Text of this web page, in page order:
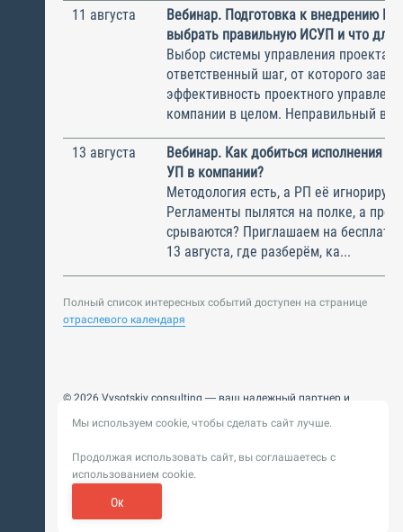
11 августа
Вебинар. Подготовка к внедрению
выбрать правильную ИСУП и что для
Выбор системы управления
ответственный шаг, от которого
эффективность проектного
компании в целом. Неправильный
13 августа
Вебинар. Как добиться исполнения
УП в компании?
Методология есть, а РП её
Регламенты пылятся на полке, а
срываются? Приглашаем на
13 августа, где разберём, ка...
Полный список интересных событий доступен на странице
отраслевого календаря
© 2026 Vysotskiy consulting — ваш надежный партнер и
Цифровизация, BIM, ИИ. Внедряем и оптимизируем
Пользовательское
соглашение
Политика обработки персональных
данных
Разработка сайта —
Мы используем cookie, чтобы сделать сайт лучше.
Продолжая использовать сайт, вы соглашаетесь с
использованием cookie.
Ок